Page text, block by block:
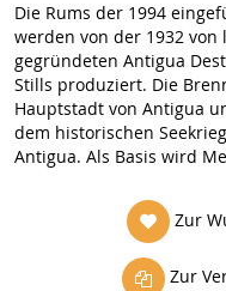
Die Rums der 1994
werden von der 1932 von
gegründeten Antigua
Stills produziert. Die
Hauptstadt von Antigua
dem historischen
Antigua. Als Basis wird
Zur
Zur